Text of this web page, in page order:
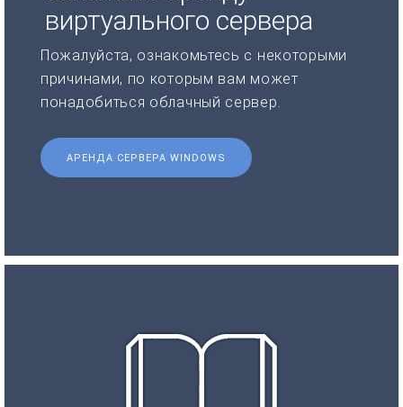
виртуального сервера
Пожалуйста, ознакомьтесь с некоторыми
причинами, по которым вам может
понадобиться облачный сервер.
АРЕНДА СЕРВЕРА WINDOWS